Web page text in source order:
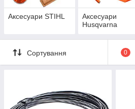
Аксесуари STIHL
Аксесуари
Husqvarna
Сортування 0